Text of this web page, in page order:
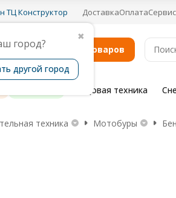
✖
город?
другой город
ТЦ Конструктор ДоставкаОплата
Каталог товаров
Садовая техника
техника Мотобуры